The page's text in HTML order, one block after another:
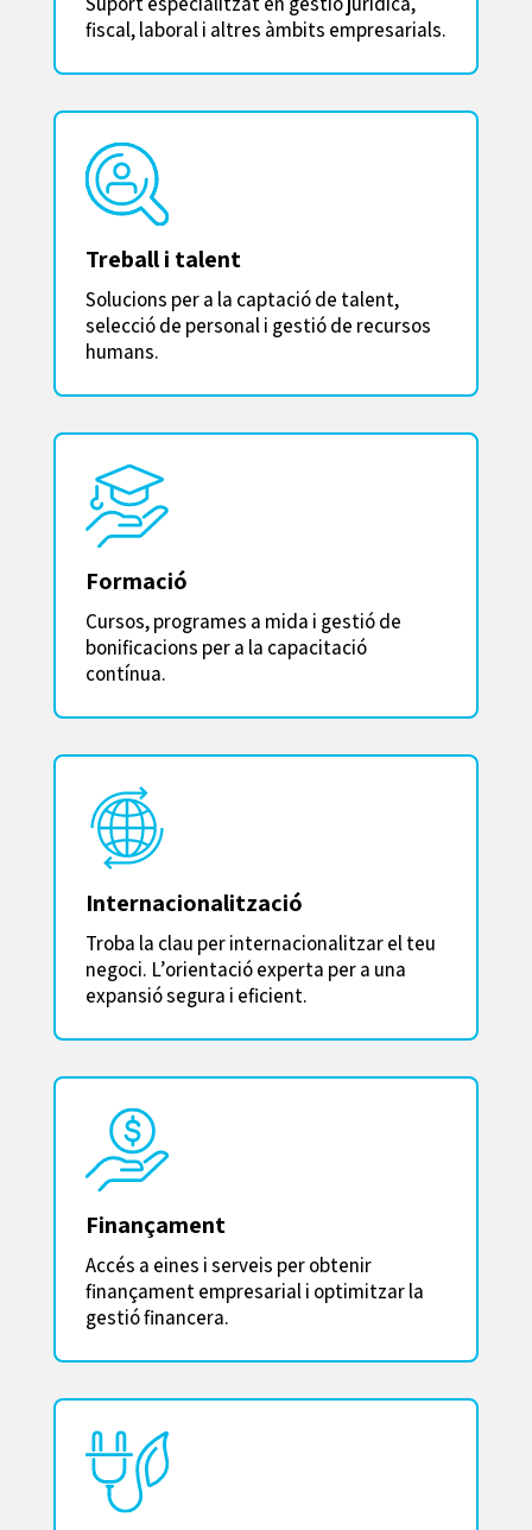
fiscal, laboral i altres àmbits empresarials.
Treball i talent
Solucions per a la captació de talent,
selecció de personal i gestió de recursos
humans.
Formació
Cursos, programes a mida i gestió de
bonificacions per a la capacitació
contínua.
Internacionalització
Troba la clau per internacionalitzar el teu
negoci. L’orientació experta per a una
expansió segura i eficient.
Finançament
Accés a eines i serveis per obtenir
finançament empresarial i optimitzar la
gestió financera.